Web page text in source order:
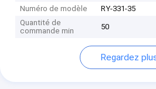
Numéro de modèle
RY-331-35
Quantité de
commande min
50
Regardez